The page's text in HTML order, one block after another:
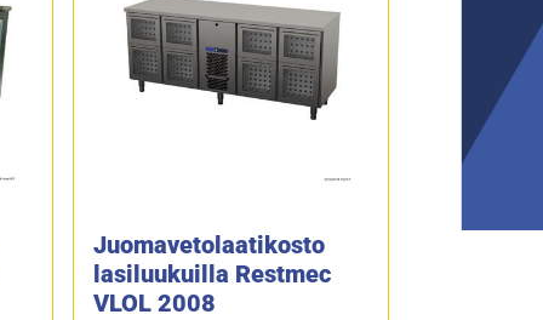
Juomavetolaatikosto
lasiluukuilla Restmec
VLOL 2008